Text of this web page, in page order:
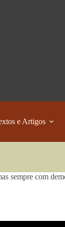
e Artigos
sempre com